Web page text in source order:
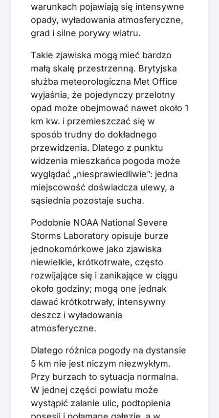
warunkach pojawiają się intensywne
opady, wyładowania atmosferyczne,
grad i silne porywy wiatru.
Takie zjawiska mogą mieć bardzo
małą skalę przestrzenną. Brytyjska
służba meteorologiczna Met Office
wyjaśnia, że pojedynczy przelotny
opad może obejmować nawet około 1
km kw. i przemieszczać się w
sposób trudny do dokładnego
przewidzenia. Dlatego z punktu
widzenia mieszkańca pogoda może
wyglądać „niesprawiedliwie”: jedna
miejscowość doświadcza ulewy, a
sąsiednia pozostaje sucha.
Podobnie NOAA National Severe
Storms Laboratory opisuje burze
jednokomórkowe jako zjawiska
niewielkie, krótkotrwałe, często
rozwijające się i zanikające w ciągu
około godziny; mogą one jednak
dawać krótkotrwały, intensywny
deszcz i wyładowania
atmosferyczne.
Dlatego różnica pogody na dystansie
5 km nie jest niczym niezwykłym.
Przy burzach to sytuacja normalna.
W jednej części powiatu może
wystąpić zalanie ulic, podtopienia